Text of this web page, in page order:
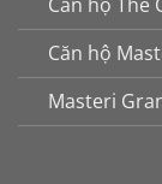
Căn hộ
Masteri